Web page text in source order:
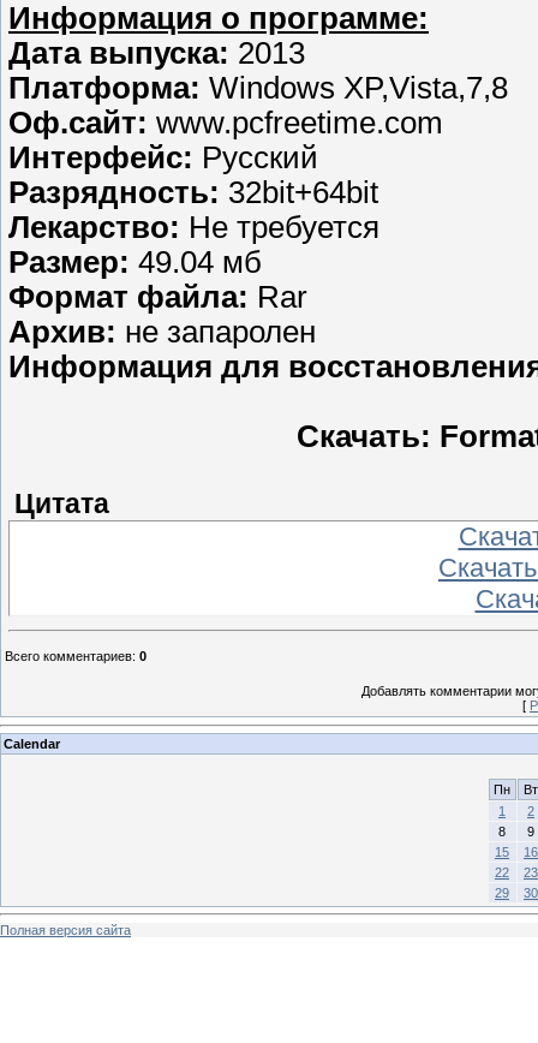
Информация о программе:
Дата выпуска: 2013
Платформа: Windows XP,Vista,7,8
Оф.сайт: www.pcfreetime.com
Интерфейс: Русский
Разрядность: 32bit+64bit
Лекарство: Не требуется
Размер: 49.04 мб
Формат файла: Rar
Aрхив: не запаролен
Информация для
Скачать:
Цитата
Всего комментариев: 0
Добавлять комментарии
[
Calendar
Пн
Вт
1
2
8
9
15
16
22
23
29
30
Полная версия сайта